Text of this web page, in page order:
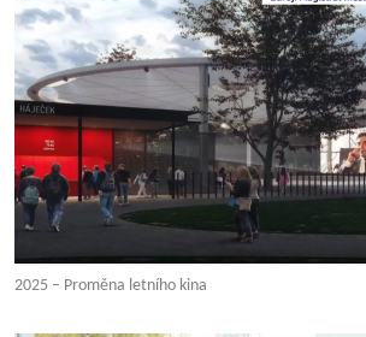
2025 – Proměna letního kina